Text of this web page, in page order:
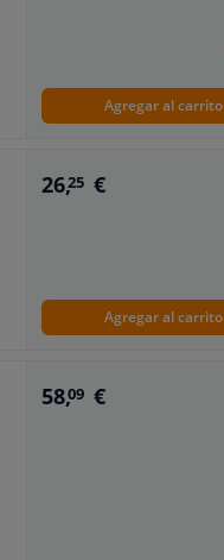
Agregar al carrito
26,25 €
Agregar al carrito
58,09 €